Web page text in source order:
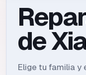
de
Elige tu familia y